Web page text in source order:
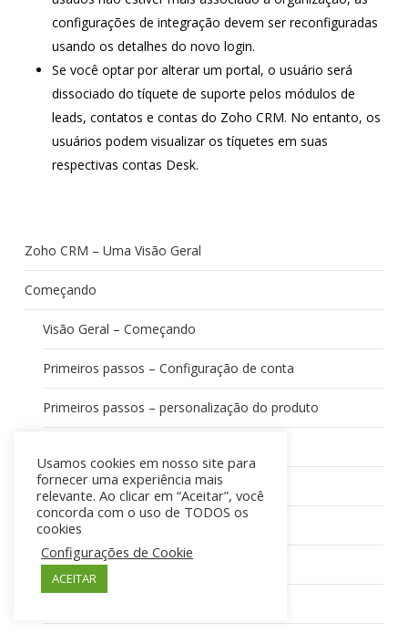
configurações de integração devem ser reconfiguradas
usando os detalhes do novo login.
Se você optar por alterar um portal, o usuário será
dissociado do tíquete de suporte pelos módulos de
leads, contatos e contas do Zoho CRM. No entanto, os
usuários podem visualizar os tíquetes em suas
respectivas contas Desk.
Zoho CRM – Uma Visão Geral
Começando
Visão Geral – Começando
Primeiros passos – Configuração de conta
Primeiros passos – personalização do produto
Zoho CRM – pronto para empresas
Sales Force Automation
Automação da força de vendas
Usamos cookies em nosso site para
fornecer uma experiência mais
relevante. Ao clicar em “Aceitar”, você
concorda com o uso de TODOS os
cookies
Configurações de Cookie
ACEITAR